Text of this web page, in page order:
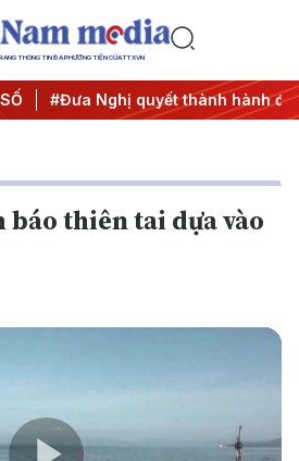
THÔNG TIN ĐA PHƯƠNG TIỆN CỦA TTXVN
#Đưa Nghị quyết thành hành động
báo thiên tai dựa vào